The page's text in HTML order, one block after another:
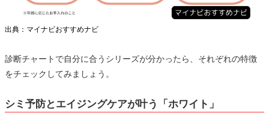
出典：マイナビおすすめナビ
診断チャートで自分に合うシリーズが分かったら、それぞれの特徴
をチェックしてみましょう。
シミ予防とエイジングケアが叶う「ホワイト」